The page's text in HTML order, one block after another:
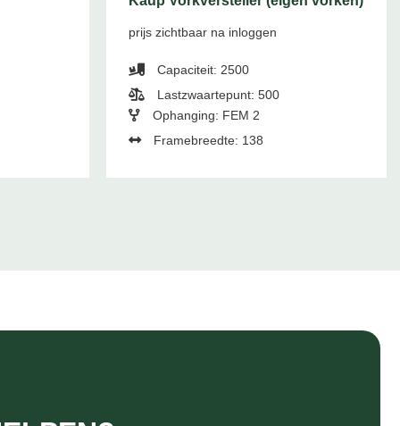
prijs zichtbaar na inloggen
Capaciteit: 2500
Lastzwaartepunt: 500
Ophanging: FEM 2
Framebreedte: 138